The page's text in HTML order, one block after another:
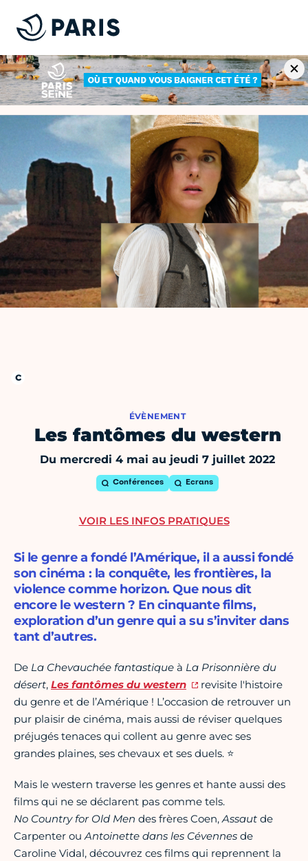
ÉVÈNEMENT
Les fantômes du western
Du mercredi 4 mai au jeudi 7 juillet 2022
Conférences Ecrans
Si le genre a fondé l’Amérique, il a aussi fondé
son cinéma : la conquête, les frontières, la
violence comme horizon. Que nous dit
encore le western ? En cinquante films,
exploration d’un genre qui a su s’inviter dans
tant d’autres.
De La Chevauchée fantastique à La Prisonnière du
désert, Les fantômes du western
revisite l'histoire
du genre et de l’Amérique ! L’occasion de retrouver un
pur plaisir de cinéma, mais aussi de réviser quelques
préjugés tenaces qui collent au genre avec ses
grandes plaines, ses chevaux et ses duels. ⭐
Mais le western traverse les genres et hante aussi des
films qui ne se déclarent pas comme tels.
No Country for Old Men des frères Coen,Assaut de
Carpenter ouAntoinette dans les Cévennes de
Caroline Vidal, découvrez ces films qui reprennent la
VOIR LES INFOS PRATIQUES